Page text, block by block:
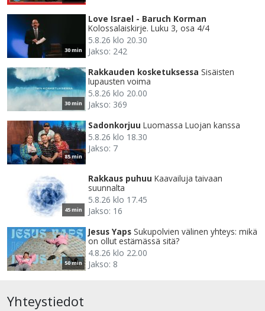
30 min
Love Israel - Baruch Korman
Kolossalaiskirje. Luku 3, osa 4/4
5.8.26 klo 20.30
Jakso: 242
30 min
Rakkauden kosketuksessa Sisäisten
lupausten voima
5.8.26 klo 20.00
Jakso: 369
85 min
Sadonkorjuu Luomassa Luojan kanssa
5.8.26 klo 18.30
Jakso: 7
45 min
Rakkaus puhuu Kaavailuja taivaan
suunnalta
5.8.26 klo 17.45
Jakso: 16
50 min
Jesus Yaps Sukupolvien välinen yhteys: mikä
on ollut estämässä sitä?
4.8.26 klo 22.00
Jakso: 8
Yhteystiedot